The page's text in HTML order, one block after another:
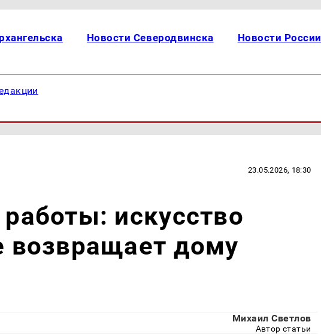
Новости Северодвинска Новости России
23.05.2026, 18:30
искусство
возвращает дому
Михаил Светлов
Автор статьи